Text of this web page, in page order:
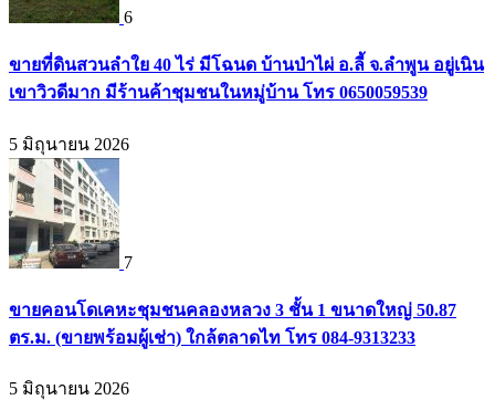
6
ขายที่ดินสวนลำใย 40 ไร่ มีโฉนด บ้านป่าไผ่ อ.ลี้ จ.ลำพูน อยู่เนิน
เขาวิวดีมาก มีร้านค้าชุมชนในหมู่บ้าน โทร 0650059539
5 มิถุนายน 2026
7
ขายคอนโดเคหะชุมชนคลองหลวง 3 ชั้น 1 ขนาดใหญ่ 50.87
ตร.ม. (ขายพร้อมผู้เช่า) ใกล้ตลาดไท โทร 084-9313233
5 มิถุนายน 2026